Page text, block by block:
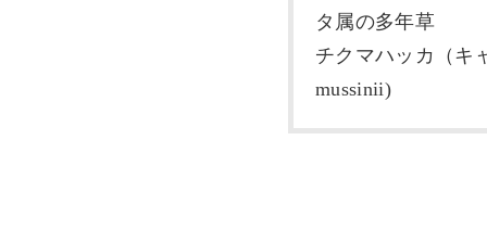
タ属の多年草
チクマハッカ（キ
mussinii)